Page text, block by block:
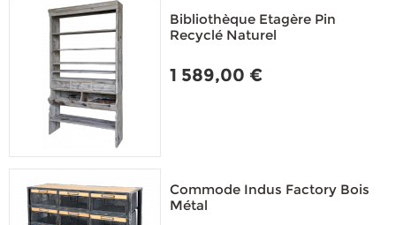
Bibliothèque Etagère Pin
Recyclé Naturel
1 589,00 €
Commode Indus Factory Bois
Métal